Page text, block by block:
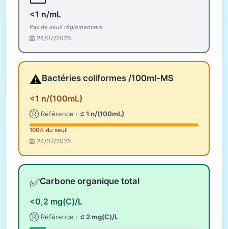
<1 n/mL
Pas de seuil réglementaire
24/07/2026
⚠️Bactéries coliformes /100ml-MS
<1 n/(100mL)
Ⓡ Référence : ≤ 1 n/(100mL)
100% du seuil
24/07/2026
✅Carbone organique total
<0,2 mg(C)/L
Ⓡ Référence : ≤ 2 mg(C)/L